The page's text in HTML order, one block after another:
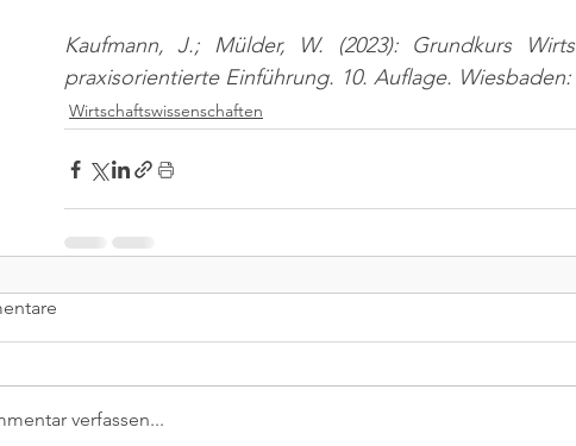
Kaufmann, J.; Mülder, W. (2023): Grundkurs
praxisorientierte Einführung. 10. Auflage.
Wirtschaftswissenschaften
verfassen...